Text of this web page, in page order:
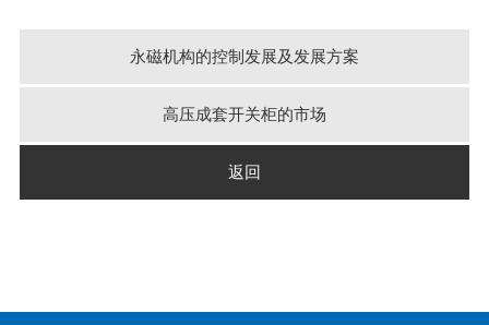
永磁机构的控制发展及发展方案
高压成套开关柜的市场
返回